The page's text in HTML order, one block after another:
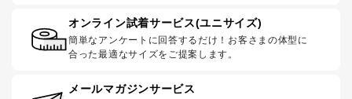
オンライン試着サービス(ユニサイズ)
簡単なアンケートに回答するだけ！お客さまの体型に
合った最適なサイズをご提案します。
メールマガジンサービス